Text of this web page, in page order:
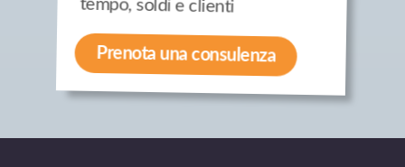
tempo, soldi e clienti
Prenota una consulenza